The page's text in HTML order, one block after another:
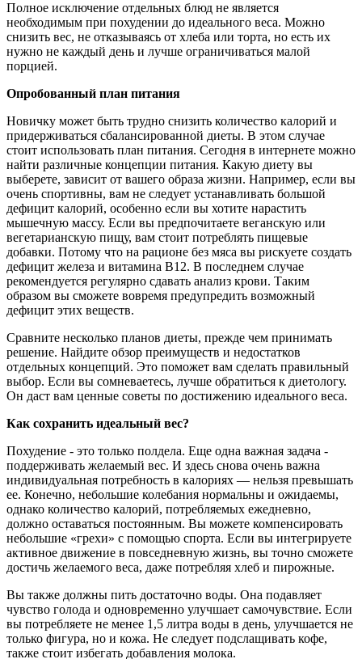
Полное исключение отдельных блюд не является
необходимым при похудении до идеального веса. Можно
снизить вес, не отказываясь от хлеба или торта, но есть их
нужно не каждый день и лучше ограничиваться малой
порцией.
Опробованный план питания
Новичку может быть трудно снизить количество калорий и
придерживаться сбалансированной диеты. В этом случае
стоит использовать план питания. Сегодня в интернете можно
найти различные концепции питания. Какую диету вы
выберете, зависит от вашего образа жизни. Например, если вы
очень спортивны, вам не следует устанавливать большой
дефицит калорий, особенно если вы хотите нарастить
мышечную массу. Если вы предпочитаете веганскую или
вегетарианскую пищу, вам стоит потреблять пищевые
добавки. Потому что на рационе без мяса вы рискуете создать
дефицит железа и витамина B12. В последнем случае
рекомендуется регулярно сдавать анализ крови. Таким
образом вы сможете вовремя предупредить возможный
дефицит этих веществ.
Сравните несколько планов диеты, прежде чем принимать
решение. Найдите обзор преимуществ и недостатков
отдельных концепций. Это поможет вам сделать правильный
выбор. Если вы сомневаетесь, лучше обратиться к диетологу.
Он даст вам ценные советы по достижению идеального веса.
Как сохранить идеальный вес?
Похудение - это только полдела. Еще одна важная задача -
поддерживать желаемый вес. И здесь снова очень важна
индивидуальная потребность в калориях — нельзя превышать
ее. Конечно, небольшие колебания нормальны и ожидаемы,
однако количество калорий, потребляемых ежедневно,
должно оставаться постоянным. Вы можете компенсировать
небольшие «грехи» с помощью спорта. Если вы интегрируете
активное движение в повседневную жизнь, вы точно сможете
достичь желаемого веса, даже потребляя хлеб и пирожные.
Вы также должны пить достаточно воды. Она подавляет
чувство голода и одновременно улучшает самочувствие. Если
вы потребляете не менее 1,5 литра воды в день, улучшается не
только фигура, но и кожа. Не следует подслащивать кофе,
также стоит избегать добавления молока.